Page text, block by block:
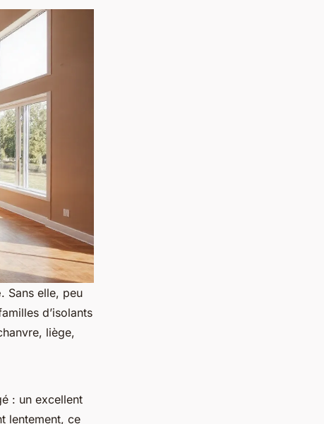
. Sans elle, peu
d’isolants
liège,
: un excellent
lentement, ce